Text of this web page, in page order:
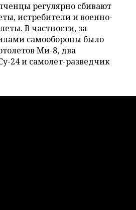
регулярно сбивают
истребители и военно-
В частности, за
самообороны было
Ми-8, два
24 и самолет-разведчик